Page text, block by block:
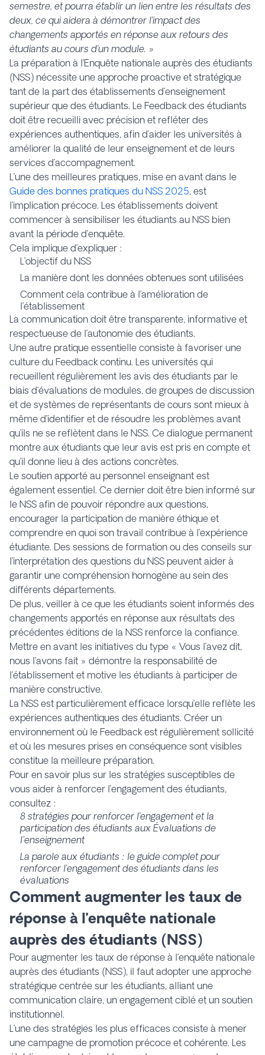
semestre, et pourra établir un lien entre les résultats des
deux, ce qui aidera à démontrer l’impact des
changements apportés en réponse aux retours des
étudiants au cours d’un module. »
La préparation à l’Enquête nationale auprès des étudiants
(NSS) nécessite une approche proactive et stratégique
tant de la part des établissements d’enseignement
supérieur que des étudiants. Le Feedback des étudiants
doit être recueilli avec précision et refléter des
expériences authentiques, afin d’aider les universités à
améliorer la qualité de leur enseignement et de leurs
services d’accompagnement.
L’une des meilleures pratiques, mise en avant dans le
Guide des bonnes pratiques du NSS 2025, est
l’implication précoce. Les établissements doivent
commencer à sensibiliser les étudiants au NSS bien
avant la période d’enquête.
Cela implique d’expliquer :
L’objectif du NSS
La manière dont les données obtenues sont utilisées
Comment cela contribue à l’amélioration de
l’établissement
La communication doit être transparente, informative et
respectueuse de l’autonomie des étudiants.
Une autre pratique essentielle consiste à favoriser une
culture du Feedback continu. Les universités qui
recueillent régulièrement les avis des étudiants par le
biais d’évaluations de modules, de groupes de discussion
et de systèmes de représentants de cours sont mieux à
même d’identifier et de résoudre les problèmes avant
qu’ils ne se reflètent dans le NSS. Ce dialogue permanent
montre aux étudiants que leur avis est pris en compte et
qu’il donne lieu à des actions concrètes.
Le soutien apporté au personnel enseignant est
également essentiel. Ce dernier doit être bien informé sur
le NSS afin de pouvoir répondre aux questions,
encourager la participation de manière éthique et
comprendre en quoi son travail contribue à l’expérience
étudiante. Des sessions de formation ou des conseils sur
l’interprétation des questions du NSS peuvent aider à
garantir une compréhension homogène au sein des
différents départements.
De plus, veiller à ce que les étudiants soient informés des
changements apportés en réponse aux résultats des
précédentes éditions de la NSS renforce la confiance.
Mettre en avant les initiatives du type « Vous l’avez dit,
nous l’avons fait » démontre la responsabilité de
l’établissement et motive les étudiants à participer de
manière constructive.
La NSS est particulièrement efficace lorsqu’elle reflète les
expériences authentiques des étudiants. Créer un
environnement où le Feedback est régulièrement sollicité
et où les mesures prises en conséquence sont visibles
constitue la meilleure préparation.
Pour en savoir plus sur les stratégies susceptibles de
vous aider à renforcer l’engagement des étudiants,
consultez :
8 stratégies pour renforcer l’engagement et la
participation des étudiants aux Évaluations de
l'enseignement
La parole aux étudiants : le guide complet pour
renforcer l’engagement des étudiants dans les
évaluations
Comment augmenter les taux de
réponse à l’enquête nationale
auprès des étudiants (NSS)
Pour augmenter les taux de réponse à l’enquête nationale
auprès des étudiants (NSS), il faut adopter une approche
stratégique centrée sur les étudiants, alliant une
communication claire, un engagement ciblé et un soutien
institutionnel.
L’une des stratégies les plus efficaces consiste à mener
une campagne de promotion précoce et cohérente. Les